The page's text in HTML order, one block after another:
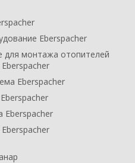
Eberspacher
монтажа отопителей
Eberspacher
Eberspacher